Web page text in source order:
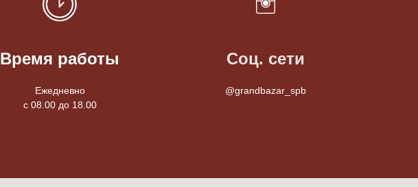
Время работы
Ежедневно
с 08.00 до 18.00
Соц. сети
@grandbazar_spb